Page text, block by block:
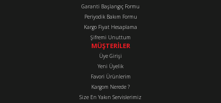
Garanti Başlangıç Formu
Periyodik Bakım Formu
Kargo Fiyat Hesaplama
Şifremi Unuttum
MÜŞTERİLER
Üye Girişi
Yeni Üyelik
Favori Ürünlerim
Kargom Nerede ?
Size En Yakın Servislerimiz